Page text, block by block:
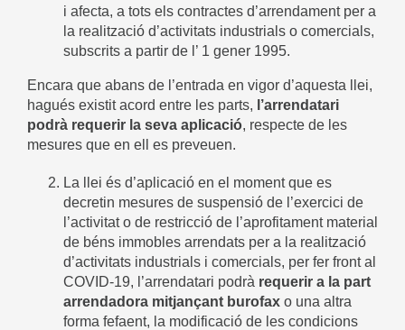
i afecta, a tots els contractes d’arrendament per a
la realització d’activitats industrials o comercials,
subscrits a partir de l’ 1 gener 1995.
Encara que abans de l’entrada en vigor d’aquesta llei,
hagués existit acord entre les parts, l’arrendatari
podrà requerir la seva aplicació, respecte de les
mesures que en ell es preveuen.
La llei és d’aplicació en el moment que es
decretin mesures de suspensió de l’exercici de
l’activitat o de restricció de l’aprofitament material
de béns immobles arrendats per a la realització
d’activitats industrials i comercials, per fer front al
COVID-19, l’arrendatari podrà requerir a la part
arrendadora mitjançant burofax o una altra
forma fefaent, la modificació de les condicions